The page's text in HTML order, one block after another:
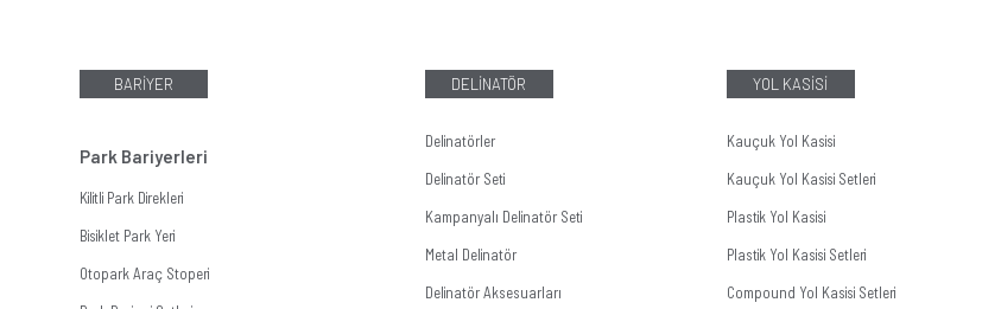
BARİYER
Park Bariyerleri
Kilitli Park Direkleri
Bisiklet Park Yeri
Otopark Araç Stoperi
DELİNATÖR
Delinatörler
Delinatör Seti
Kampanyalı Delinatör Seti
Metal Delinatör
Delinatör Aksesuarları
YOL KASİSİ
Kauçuk Yol Kasisi
Kauçuk Yol Kasisi Setleri
Plastik Yol Kasisi
Plastik Yol Kasisi Setleri
Compound Yol Kasisi Setleri